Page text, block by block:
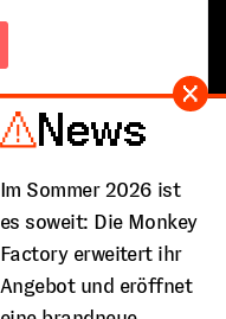
News
Im Sommer 2026 ist
es soweit: Die Monkey
Factory erweitert ihr
Angebot und eröffnet